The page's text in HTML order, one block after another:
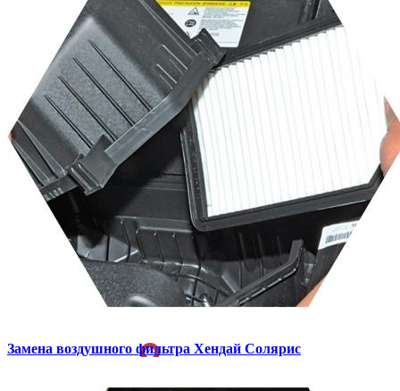
Замена воздушного фильтра Хендай Солярис